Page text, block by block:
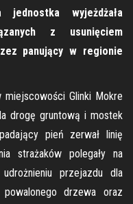
wyjeżdżała
z usunięciem
panujący w regionie
Glinki Mokre
drogę gruntową i mostek
pień zerwał linię
strażaków polegały na
przejazdu dla
drzewa oraz